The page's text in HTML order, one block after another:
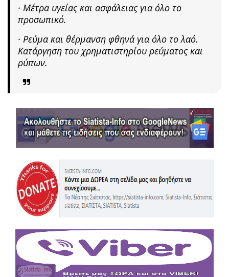
· Μέτρα υγείας και ασφάλειας για όλο το
προσωπικό.
· Ρεύμα και θέρμανση φθηνά για όλο το λαό.
Κατάργηση του χρηματιστηρίου ρεύματος και
ρύπων.